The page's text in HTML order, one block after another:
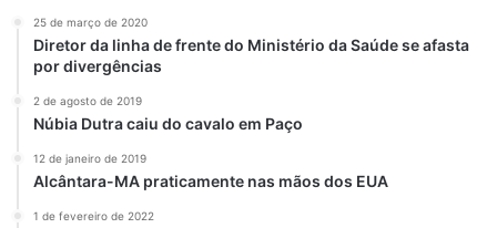
25 de março de 2020
Diretor da linha de frente do Ministério da Saúde se afasta
por divergências
2 de agosto de 2019
Núbia Dutra caiu do cavalo em Paço
12 de janeiro de 2019
Alcântara-MA praticamente nas mãos dos EUA
1 de fevereiro de 2022